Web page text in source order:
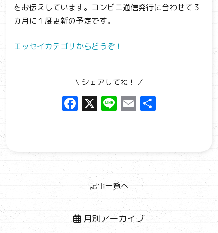
をお伝えしています。コンビニ通信発行に合わせて３
カ月に１度更新の予定です。
エッセイカテゴリからどうぞ！
\ シェアしてね！ ⁄
F
b
o
X Li E
l
記事一覧へ
月別アーカイブ